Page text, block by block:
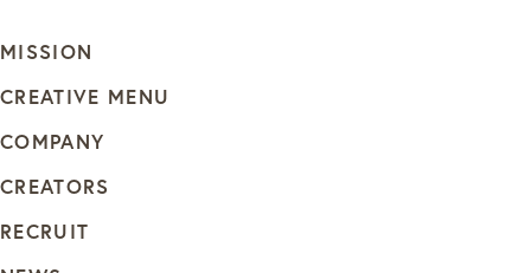
MISSION
CREATIVE MENU
COMPANY
CREATORS
RECRUIT